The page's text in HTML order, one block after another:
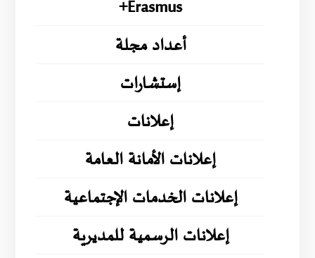
Erasmus+
أعداد مجلة
إستشارات
إعلانات
إعلانات الأمانة العامة
إعلانات الخدمات الإجتماعية
إعلانات الرسمية للمديرية